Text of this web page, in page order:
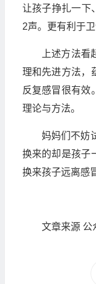
让孩子挣扎一下
2声。更有利于
上述方法
理和先进方法，
反复感冒很有效
理论与方法。
妈妈们不妨
换来的却是孩子
换来孩子远离感
文章来源 公